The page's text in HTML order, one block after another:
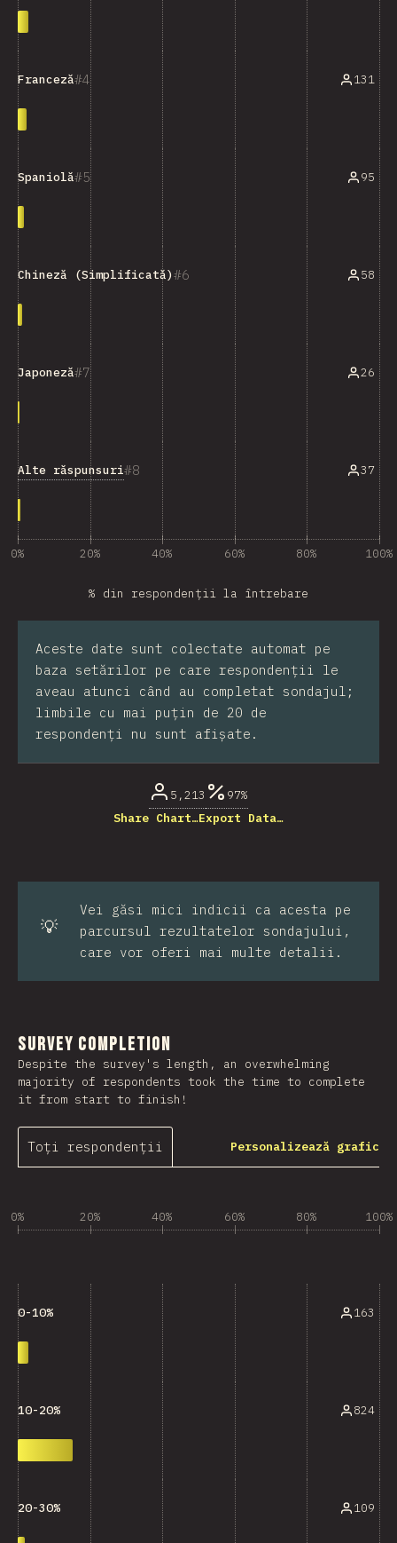
4
Franceză 131
5
Spaniolă 95
6
Chineză (Simplificată) 58
7
Japoneză 26
8
Alte răspunsuri 37
0% 20% 40% 60% 80% 100%
% din respondenții la întrebare
Aceste date sunt colectate automat pe
baza setărilor pe care respondenții le
aveau atunci când au completat sondajul;
limbile cu mai puțin de 20 de
respondenți nu sunt afișate.
5,213
97%
Share Chart…Export Data…
💡
Vei găsi mici indicii ca acesta pe
parcursul rezultatelor sondajului,
care vor oferi mai multe detalii.
Survey Completion
Despite the survey's length, an overwhelming
majority of respondents took the time to complete
it from start to finish!
Toți respondenții Personalizează grafic
0% 20% 40% 60% 80% 100%
0-10% 163
10-20% 824
20-30% 109